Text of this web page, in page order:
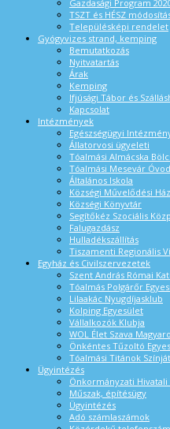
Gazdasági Program
TSZT és HÉSZ módosítás
Településképi rendelet
Gyógyvizes strand, kemping
Bemutatkozás
Nyitvatartás
Árak
Kemping
Ifjúsági Tábor és
Kapcsolat
Intézmények
Egészségügyi
Állatorvosi ügyeleti
Tóalmási Almácska
Tóalmási Mesevár
Általános Iskola
Községi Művelődési Ház
Községi Könyvtár
Segítőkéz Szociális
Falugazdász
Hulladékszállítás
Tiszamenti Regionális
Egyház és Civilszervezetek
Szent András Római
Tóalmás Polgárőr
Lilaakác Nyugdíjasklub
Kolping Egyesület
Vállalkozók Klubja
WOL Élet Szava
Önkéntes Tűzoltó
Tóalmási Titánok
Ügyintézés
Önkormányzati Hivatali
Műszak, építésügy
Ügyintézés
Adó számlaszámok